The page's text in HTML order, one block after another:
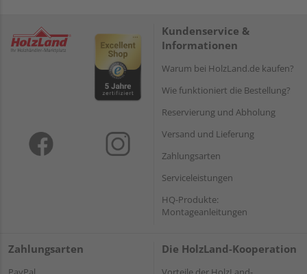
Kundenservice &
Informationen
Warum bei HolzLand.de kaufen?
Wie funktioniert die Bestellung?
Reservierung und Abholung
Versand und Lieferung
Zahlungsarten
Serviceleistungen
HQ-Produkte:
Montageanleitungen
Zahlungsarten Die HolzLand-Kooperation